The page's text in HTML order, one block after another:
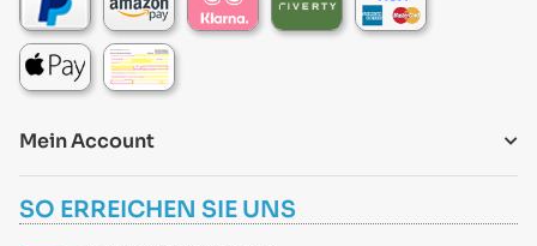
Mein Account
SO ERREICHEN SIE UNS